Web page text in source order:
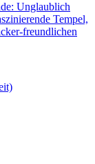
Unglaublich
Tempel,
freundlichen